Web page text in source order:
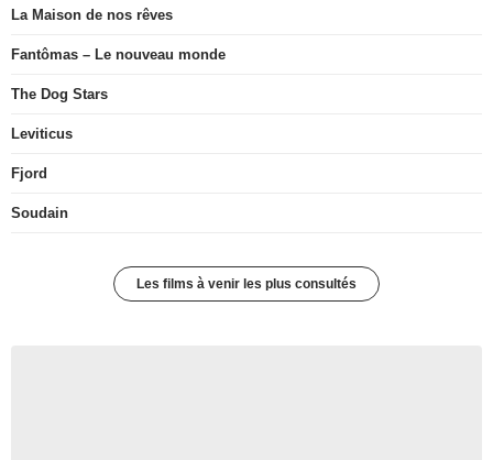
La Maison de nos rêves
Fantômas – Le nouveau monde
The Dog Stars
Leviticus
Fjord
Soudain
Les films à venir les plus consultés